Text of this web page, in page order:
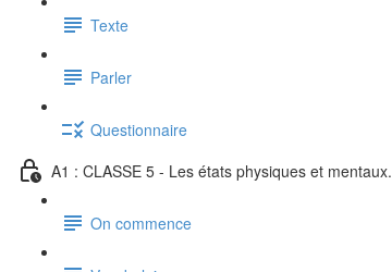
Texte
Parler
Questionnaire
A1 : CLASSE 5 - Les états physiques et mentaux.
On commence